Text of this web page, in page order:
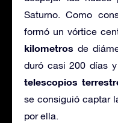
Saturno. Como
formó un vórtice
kilometros de
duró casi 200 días
telescopios
se consiguió captar
por ella.